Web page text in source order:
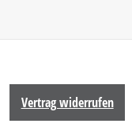
Vertrag widerrufen